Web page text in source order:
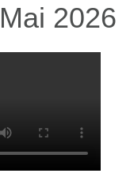
2026